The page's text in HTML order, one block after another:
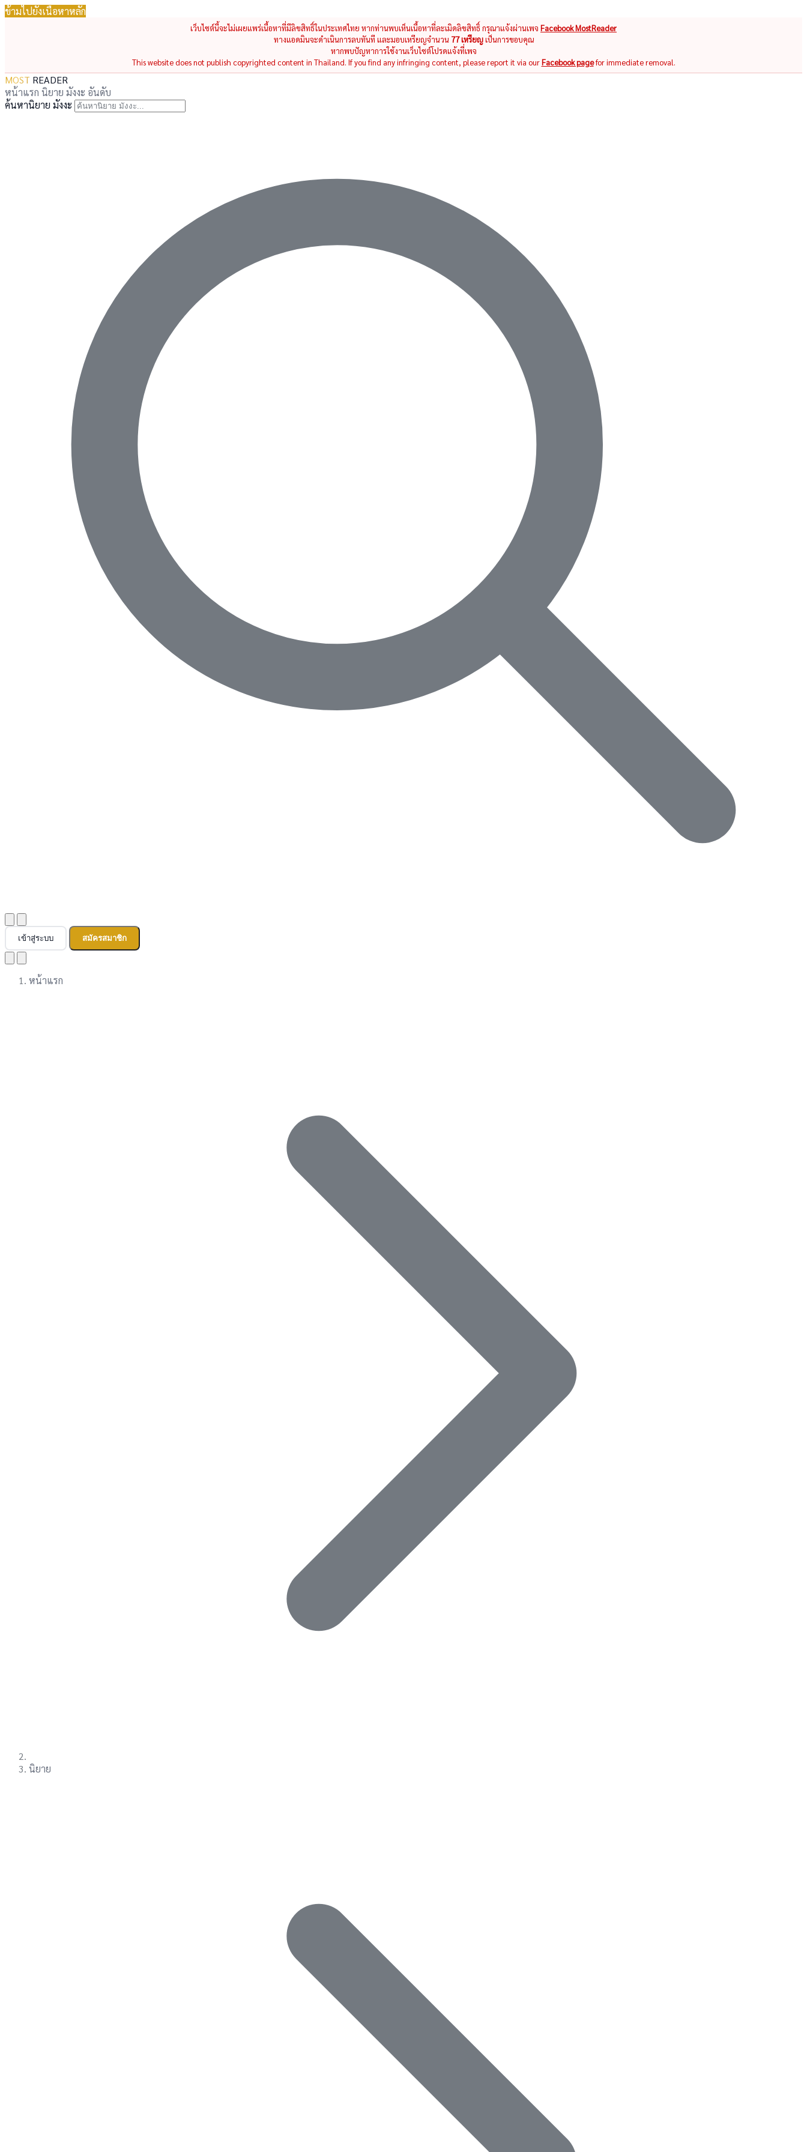
ข้ามไปยังเนื้อหาหลัก
เว็บไซต์นี้จะไม่เผยแพร่เนื้อหาที่มีลิขสิทธิ์ในประเทศไทย หากท่านพบเห็นเนื้อหาที่ละเมิดลิขสิทธิ์ กรุณาแจ้งผ่านเพจ Facebook MostReader
ทางแอดมินจะดำเนินการลบทันที และมอบเหรียญจำนวน 77 เหรียญเป็นการขอบคุณ
หากพบปัญหาการใช้งานเว็บไซต์โปรดแจ้งที่เพจ
This website does not publish copyrighted content in Thailand. If you find any infringing content, please report it via ourFacebook pagefor immediate removal.
MOST READER
หน้าแรก นิยาย มังงะ อันดับ
ค้นหานิยาย มังงะ
เข้าสู่ระบบ สมัครสมาชิก
หน้าแรก
นิยาย